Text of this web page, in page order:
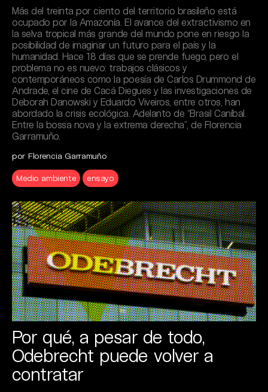
Más del treinta por ciento del territorio brasileño está
ocupado por la Amazonía. El avance del extractivismo en
la selva tropical más grande del mundo pone en riesgo la
posibilidad de imaginar un futuro para el país y la
humanidad. Hace 18 días que se prende fuego, pero el
problema no es nuevo: trabajos clásicos y
contemporáneos como la poesía de Carlos Drummond de
Andrade, el cine de Cacá Diegues y las investigaciones de
Deborah Danowski y Eduardo Viveiros, entre otros, han
abordado la crisis ecológica. Adelanto de “Brasil Caníbal.
Entre la bossa nova y la extrema derecha”, de Florencia
Garramuño.
por Florencia Garramuño
Medio ambiente ensayo
Por qué, a pesar de todo,
Odebrecht puede volver a
contratar